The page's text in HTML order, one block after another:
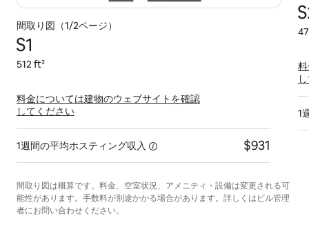
間取り図（1/2ページ）
S1
512 ft²
料金については建物のウェブサイトを確認
してください
1週間の平均ホスティング収入 $931
1
間取り図は概算です。料金、空室状況、アメニティ・設備は変更される可
能性があります。手数料が別途かかる場合があります。詳しくはビル管理
者にお問い合わせください。